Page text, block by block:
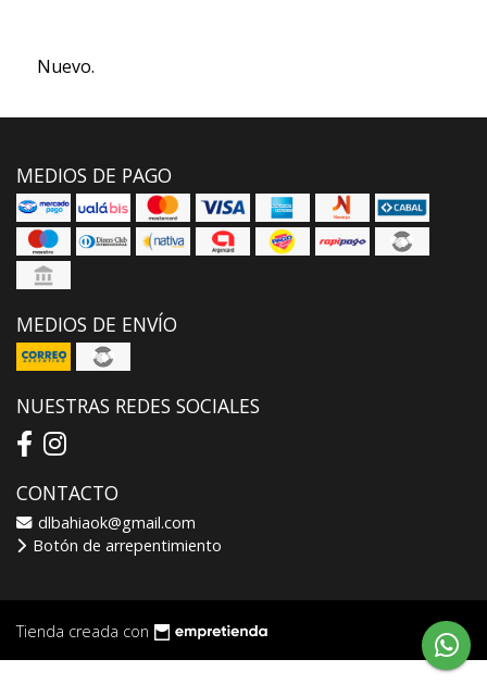
Nuevo.
MEDIOS DE PAGO
MEDIOS DE ENVÍO
NUESTRAS REDES SOCIALES
CONTACTO
dlbahiaok@gmail.com
Botón de arrepentimiento
Tienda creada con